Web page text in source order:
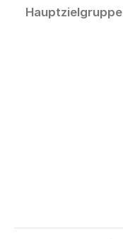
Hauptzielgruppe